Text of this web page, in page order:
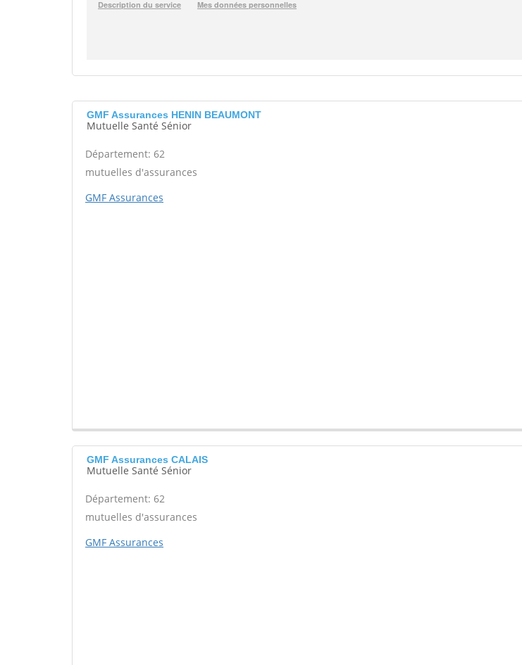
GMF Assurances HENIN BEAUMONT
Mutuelle Santé Sénior
Département: 62
mutuelles d'assurances
GMF Assurances
GMF Assurances CALAIS
Mutuelle Santé Sénior
Département: 62
mutuelles d'assurances
GMF Assurances